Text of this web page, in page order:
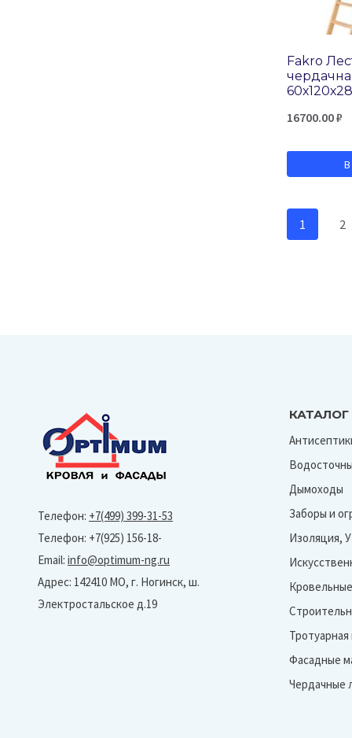
Fakro
16700.00₽
1 2
Телефон: +7(499) 399-31-53
Телефон: +7(925) 156-18-
Email: info@optimum-ng.ru
Адрес: 142410 МО, г. Ногинск, ш.
Электростальское д.19
КАТАЛОГ
Дымоходы
Заборы и
Изоляция,
Тротуарная
Фасадные
Чердачные